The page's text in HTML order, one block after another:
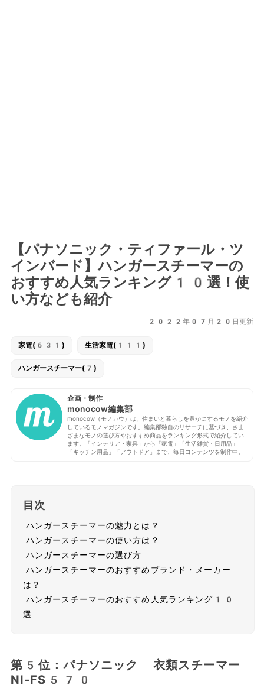
【パナソニック・ティファール・ツ
インバード】ハンガースチーマーの
おすすめ人気ランキング10選！使
い方なども紹介
2022年07月20日更新
家電(631) 生活家電(111)
ハンガースチーマー(7)
企画・制作
monocow編集部
monocow（モノカウ）は、住まいと暮らしを豊かにするモノを紹介
しているモノマガジンです。編集部独自のリサーチに基づき、さま
ざまなモノの選び方やおすすめ商品をランキング形式で紹介してい
ます。「インテリア・家具」から「家電」「生活雑貨・日用品」
「キッチン用品」「アウトドア」まで、毎日コンテンツを制作中。
目次
ハンガースチーマーの魅力とは？
ハンガースチーマーの使い方は？
ハンガースチーマーの選び方
ハンガースチーマーのおすすめブランド・メーカー
は？
ハンガースチーマーのおすすめ人気ランキング10
選
第5位：パナソニック 衣類スチーマー
NI-FS570